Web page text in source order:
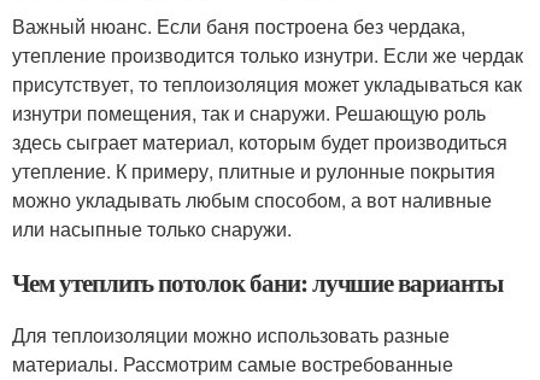
Важный нюанс. Если баня построена без чердака,
утепление производится только изнутри. Если же чердак
присутствует, то теплоизоляция может укладываться как
изнутри помещения, так и снаружи. Решающую роль
здесь сыграет материал, которым будет производиться
утепление. К примеру, плитные и рулонные покрытия
можно укладывать любым способом, а вот наливные
или насыпные только снаружи.
Чем утеплить потолок бани: лучшие варианты
Для теплоизоляции можно использовать разные
материалы. Рассмотрим самые востребованные